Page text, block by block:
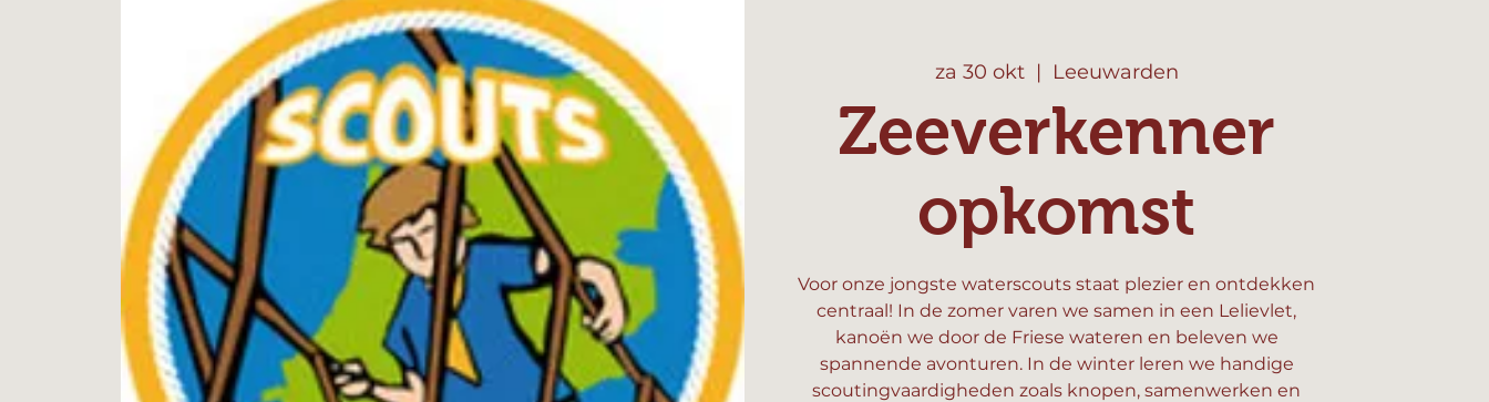
za 30 okt
  |
Leeuwarden
Zeeverkenner
opkomst
Voor onze jongste waterscouts staat plezier en ontdekken
centraal! In de zomer varen we samen in een Lelievlet,
kanoën we door de Friese wateren en beleven we
spannende avonturen. In de winter leren we handige
scoutingvaardigheden zoals knopen, samenwerken en